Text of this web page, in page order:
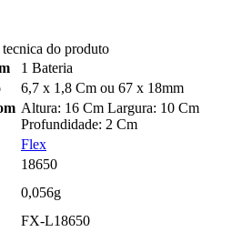
do produto
1 Bateria
6,7 x 1,8 Cm ou 67 x 18mm
Altura: 16 Cm Largura: 10 Cm
Profundidade: 2 Cm
Flex
18650
0,056g
FX-L18650